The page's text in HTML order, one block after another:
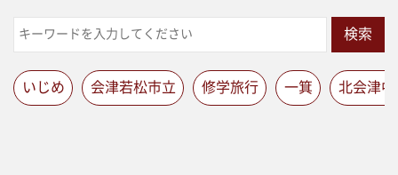
検索
いじめ 会津若松市立 修学旅行 一箕 北会津中